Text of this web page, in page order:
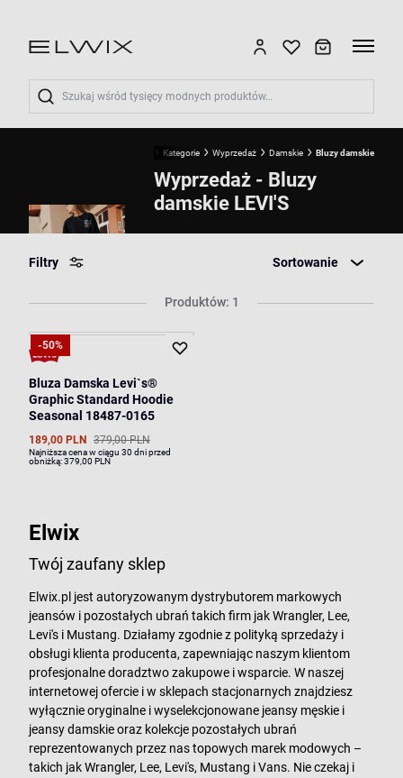
Wyszukaj
Kategorie Wyprzedaż Damskie Bluzy damskie
Wyprzedaż - Bluzy
damskie LEVI'S
Filtry Sortowanie
Produktów: 1
-50%
Bluza Damska Levi`s®
Graphic Standard Hoodie
Seasonal 18487-0165
189,00 PLN 379,00 PLN
Najniższa cena w ciągu 30 dni przed
obniżką:379,00 PLN
Elwix
Twój zaufany sklep
Elwix.pl jest autoryzowanym dystrybutorem markowych
jeansów i pozostałych ubrań takich firm jak Wrangler, Lee,
Levi's i Mustang. Działamy zgodnie z polityką sprzedaży i
obsługi klienta producenta, zapewniając naszym klientom
profesjonalne doradztwo zakupowe i wsparcie. W naszej
internetowej ofercie i w sklepach stacjonarnych znajdziesz
wyłącznie oryginalne i wyselekcjonowane jeansy męskie i
jeansy damskie oraz kolekcje pozostałych ubrań
reprezentowanych przez nas topowych marek modowych –
takich jak Wrangler, Lee, Levi's, Mustang i Vans. Nie czekaj i